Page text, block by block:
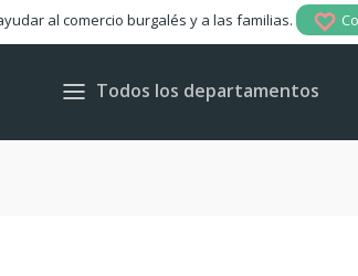
al comercio burgalés y a las familias.
Todos los departamentos